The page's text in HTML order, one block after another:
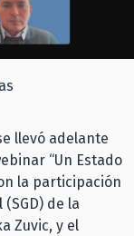
llevó adelante
“Un Estado
la participación
de la
Zuvic, y el